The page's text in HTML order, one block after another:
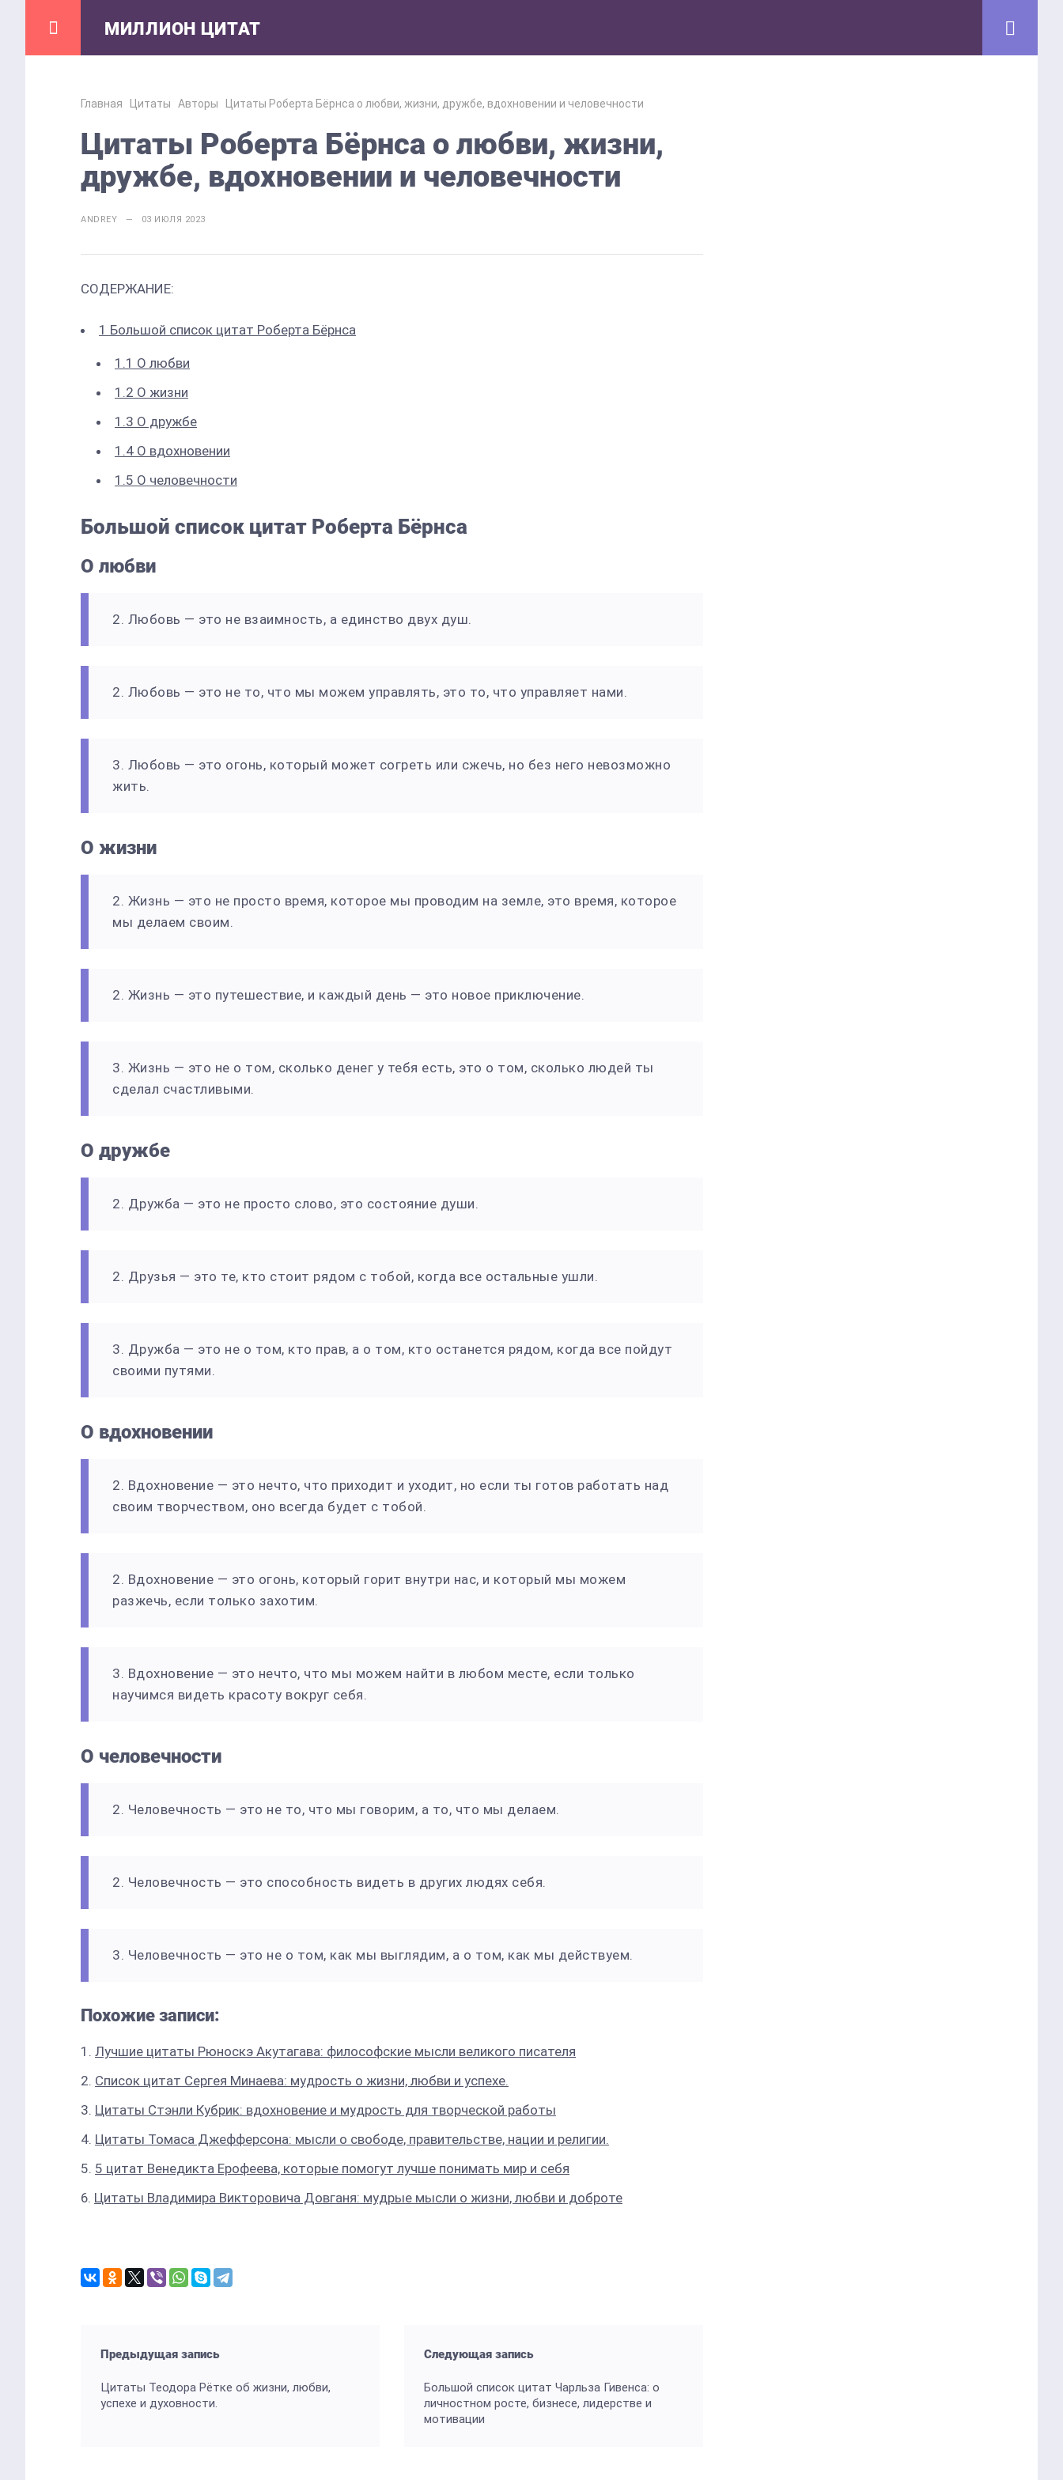
МИЛЛИОН ЦИТАТ
Главная Цитаты Авторы Цитаты Роберта Бёрнса о любви, жизни, дружбе, вдохновении и человечности
Цитаты Роберта Бёрнса о любви, жизни,
дружбе, вдохновении и человечности
ANDREY — 03 ИЮЛЯ 2023
СОДЕРЖАНИЕ:
1 Большой список цитат Роберта Бёрнса
1.1 О любви
1.2 О жизни
1.3 О дружбе
1.4 О вдохновении
1.5 О человечности
Большой список цитат Роберта Бёрнса
О любви
2. Любовь — это не взаимность, а единство двух душ.
2. Любовь — это не то, что мы можем управлять, это то, что управляет нами.
3. Любовь — это огонь, который может согреть или сжечь, но без него невозможно
жить.
О жизни
2. Жизнь — это не просто время, которое мы проводим на земле, это время, которое
мы делаем своим.
2. Жизнь — это путешествие, и каждый день — это новое приключение.
3. Жизнь — это не о том, сколько денег у тебя есть, это о том, сколько людей ты
сделал счастливыми.
О дружбе
2. Дружба — это не просто слово, это состояние души.
2. Друзья — это те, кто стоит рядом с тобой, когда все остальные ушли.
3. Дружба — это не о том, кто прав, а о том, кто останется рядом, когда все пойдут
своими путями.
О вдохновении
2. Вдохновение — это нечто, что приходит и уходит, но если ты готов работать над
своим творчеством, оно всегда будет с тобой.
2. Вдохновение — это огонь, который горит внутри нас, и который мы можем
разжечь, если только захотим.
3. Вдохновение — это нечто, что мы можем найти в любом месте, если только
научимся видеть красоту вокруг себя.
О человечности
2. Человечность — это не то, что мы говорим, а то, что мы делаем.
2. Человечность — это способность видеть в других людях себя.
3. Человечность — это не о том, как мы выглядим, а о том, как мы действуем.
Похожие записи:
Лучшие цитаты Рюноскэ Акутагава: философские мысли великого писателя
Список цитат Сергея Минаева: мудрость о жизни, любви и успехе.
Цитаты Стэнли Кубрик: вдохновение и мудрость для творческой работы
Цитаты Томаса Джефферсона: мысли о свободе, правительстве, нации и религии.
5 цитат Венедикта Ерофеева, которые помогут лучше понимать мир и себя
Цитаты Владимира Викторовича Довганя: мудрые мысли о жизни, любви и доброте
Предыдущая запись
Цитаты Теодора Рётке об жизни, любви,
успехе и духовности.
Следующая запись
Большой список цитат Чарльза Гивенса: о
личностном росте, бизнесе, лидерстве и
мотивации